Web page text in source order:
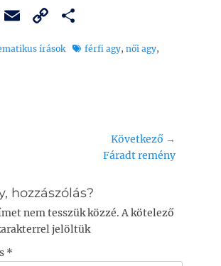
W E
m
ai
C
o
p
ss
z
írások Tagsférfi agy, női agy,
Következő →
Fáradt remény
hozzászólás?
nem tesszük közzé. A kötelező
jelöltük
*